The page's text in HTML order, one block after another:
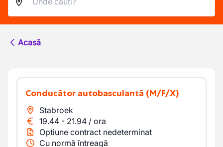
Acasă
Conducător autobasculantă (M/F/X)
Stabroek
19.44 - 21.94 / ora
Optiune contract nedeterminat
Cu normă întreagă